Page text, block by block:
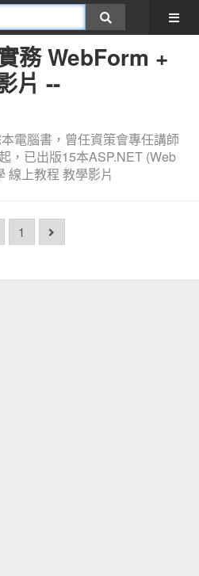
務 WebForm +
片 --
電腦書，曾任資策會專任講師
，已出版15本ASP.NET (Web
線上教程 教學影片
1